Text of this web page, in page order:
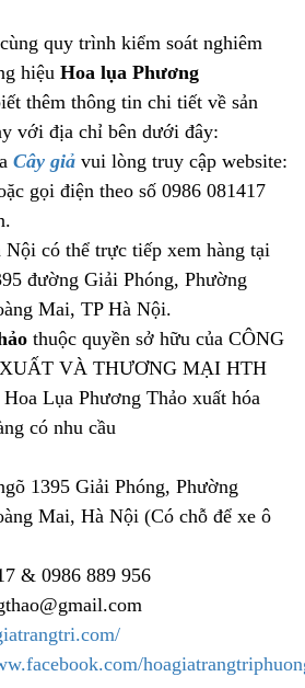
quy trình kiểm soát nghiêm
hiệu Hoa lụa Phương
thêm thông tin chi tiết về sản
với địa chỉ bên dưới đây:
Cây giả vui lòng truy cập website:
gọi điện theo số 0986 081417
có thể trực tiếp xem hàng tại
đường Giải Phóng, Phường
Mai, TP Hà Nội.
thuộc quyền sở hữu của CÔNG
VÀ THƯƠNG MẠI HTH
Lụa Phương Thảo xuất hóa
có nhu cầu
1395 Giải Phóng, Phường
Mai, Hà Nội (Có chỗ để xe ô
& 0986 889 956